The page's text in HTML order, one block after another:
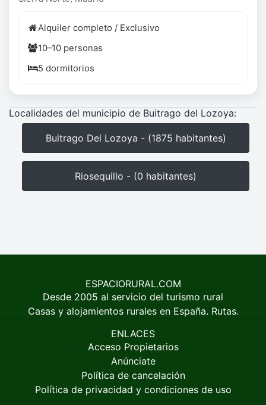
Alquiler completo / Exclusivo
10–10 personas
5 dormitorios
Localidades del municipio de Buitrago del Lozoya:
Buitrago Del Lozoya - (1875 habitantes)
Riosequillo - (0 habitantes)
ESPACIORURAL.COM
Desde 2005 al servicio del turismo rural
Casas y alojamientos rurales en España. Rutas.
ENLACES
Acceso Propietarios
Anúnciate
Política de cancelación
Política de privacidad y condiciones de uso